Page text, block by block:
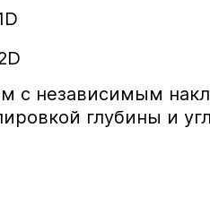
с независимым
глубины и